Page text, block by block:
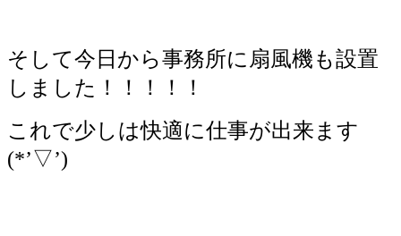
そして今日から事務所に扇風機も設置
しました！！！！！
これで少しは快適に仕事が出来ます
(*’▽’)